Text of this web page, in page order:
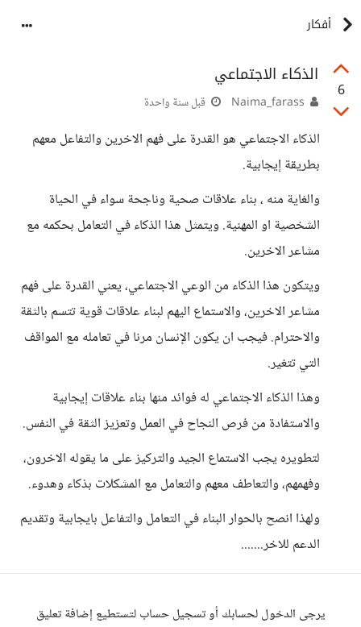
أفكار
6
الذكاء الاجتماعي
قبل سنة واحدة
الذكاء الاجتماعي هو القدرة على فهم الاخرين والتفاعل معهم
بطريقة إيجابية.
والغاية منه ، بناء علاقات صحية وناجحة سواء في الحياة
الشخصية او المهنية. ويتمثل هذا الذكاء في التعامل بحكمه مع
مشاعر الاخرين.
ويتكون هذا الذكاء من الوعي الاجتماعي، يعني القدرة على فهم
مشاعر الاخرين، والاستماع اليهم لبناء علاقات قوية تتسم بالثقة
والاحترام. فيجب ان يكون الإنسان مرنا في تعامله مع المواقف
التي تتغير.
وهذا الذكاء الاجتماعي له فوائد منها بناء علاقات إيجابية
والاستفادة من فرص النجاح في العمل وتعزيز الثقة في النفس.
لتطويره يجب الاستماع الجيد والتركيز على ما يقوله الاخرون،
وفهمهم، والتعاطف معهم والتعامل مع المشكلات بذكاء وهدوء.
ولهذا انصح بالحوار البناء في التعامل والتفاعل بايجابية وتقديم
الدعم للاخر.......
يرجى الدخول لحسابك أو تسجيل حساب لتستطيع إضافة تعليق